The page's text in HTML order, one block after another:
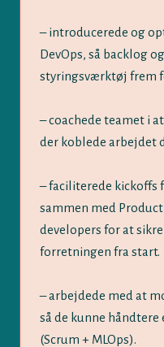
– introducerede og
DevOps, så backlog
styringsværktøj frem
– coachede teamet i
der koblede arbejdet
– faciliterede
sammen med
developers for at
forretningen fra start.
– arbejdede med at
så de kunne håndtere
(Scrum + MLOps).